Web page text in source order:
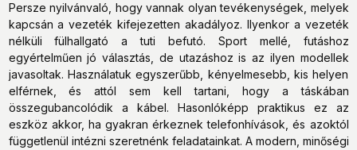
Persze nyilvánvaló, hogy vannak olyan tevékenységek, melyek
kapcsán a vezeték kifejezetten akadályoz. Ilyenkor a vezeték
nélküli fülhallgató a tuti befutó. Sport mellé, futáshoz
egyértelműen jó választás, de utazáshoz is az ilyen modellek
javasoltak. Használatuk egyszerűbb, kényelmesebb, kis helyen
elférnek, és attól sem kell tartani, hogy a táskában
összegubancolódik a kábel. Hasonlóképp praktikus ez az
eszköz akkor, ha gyakran érkeznek telefonhívások, és azoktól
függetlenül intézni szeretnénk feladatainkat. A modern, minőségi